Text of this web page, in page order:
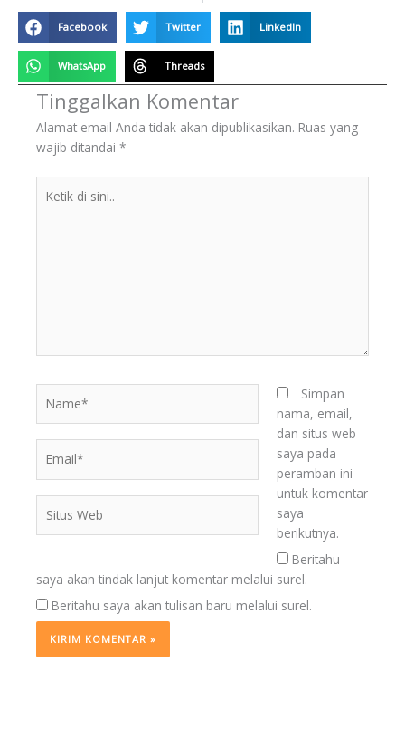
Facebook Twitter LinkedIn
WhatsApp Threads
Tinggalkan Komentar
Alamat email Anda tidak akan dipublikasikan. Ruas yang
wajib ditandai *
Web
Simpan
nama, email,
dan situs web
saya pada
peramban ini
untuk komentar
saya
berikutnya.
Beritahu
saya akan tindak lanjut komentar melalui surel.
Beritahu saya akan tulisan baru melalui surel.